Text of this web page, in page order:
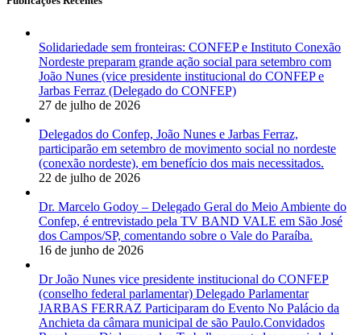
Solidariedade sem fronteiras: CONFEP e Instituto Conexão
Nordeste preparam grande ação social para setembro com
João Nunes (vice presidente institucional do CONFEP e
Jarbas Ferraz (Delegado do CONFEP)
27 de julho de 2026
Delegados do Confep, João Nunes e Jarbas Ferraz,
participarão em setembro de movimento social no nordeste
(conexão nordeste), em benefício dos mais necessitados.
22 de julho de 2026
Dr. Marcelo Godoy – Delegado Geral do Meio Ambiente do
Confep, é entrevistado pela TV BAND VALE em São José
dos Campos/SP, comentando sobre o Vale do Paraíba.
16 de junho de 2026
Dr João Nunes vice presidente institucional do CONFEP
(conselho federal parlamentar) Delegado Parlamentar
JARBAS FERRAZ Participaram do Evento No Palácio da
Anchieta da câmara municipal de são Paulo.Convidados